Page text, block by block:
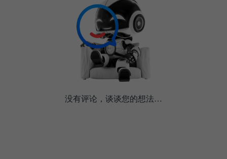
没有评论，谈谈您的想法…